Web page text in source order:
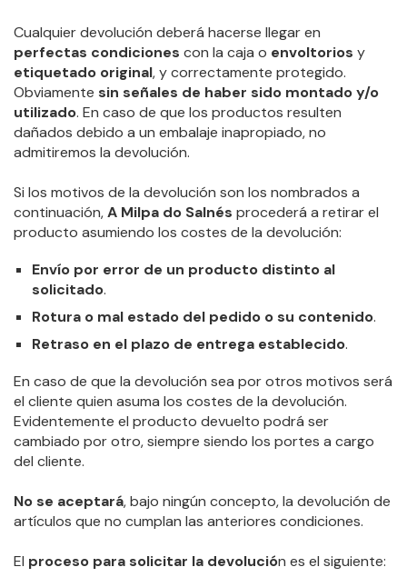
Cualquier devolución deberá hacerse llegar en
perfectas condiciones con la caja o envoltorios y
etiquetado original, y correctamente protegido.
Obviamente sin señales de haber sido montado y/o
utilizado. En caso de que los productos resulten
dañados debido a un embalaje inapropiado, no
admitiremos la devolución.
Si los motivos de la devolución son los nombrados a
continuación,A Milpa do Salnés procederá a retirar el
producto asumiendo los costes de la devolución:
Envío por error de un producto distinto al
solicitado.
Rotura o mal estado del pedido o su contenido.
Retraso en el plazo de entrega establecido.
En caso de que la devolución sea por otros motivos será
el cliente quien asuma los costes de la devolución.
Evidentemente el producto devuelto podrá ser
cambiado por otro, siempre siendo los portes a cargo
del cliente.
No se aceptará, bajo ningún concepto, la devolución de
artículos que no cumplan las anteriores condiciones.
El proceso para solicitar la devolución es el siguiente: